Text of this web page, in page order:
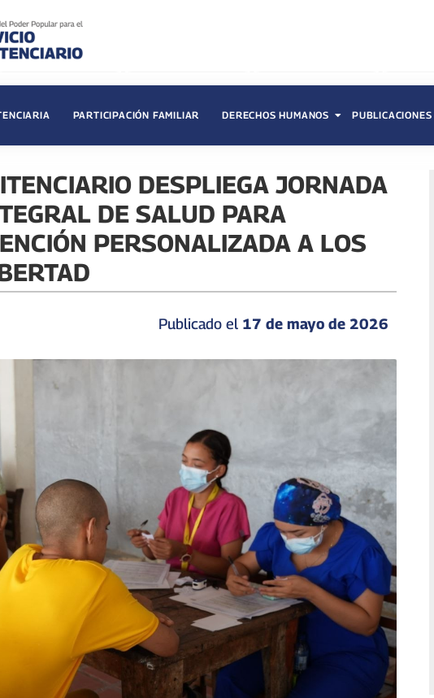
PARTICIPACIÓN FAMILIAR DERECHOS HUMANOS PUBLICACIONES
DESPLIEGA JORNADA
DE SALUD PARA
PERSONALIZADA A LOS
Publicado el 17 de mayo de 2026